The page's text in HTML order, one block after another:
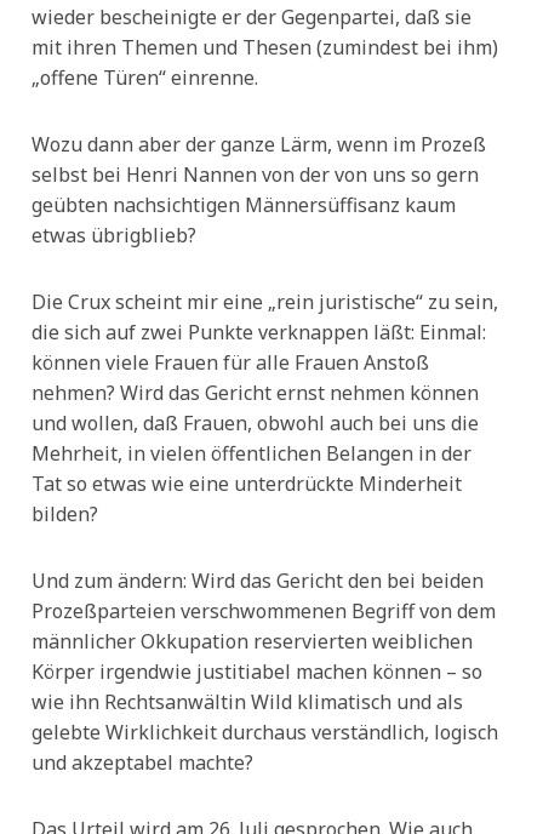
wieder bescheinigte er der Gegenpartei, daß sie
mit ihren Themen und Thesen (zumindest bei ihm)
„offene Türen“ einrenne.
Wozu dann aber der ganze Lärm, wenn im Prozeß
selbst bei Henri Nannen von der von uns so gern
geübten nachsichtigen Männersüffisanz kaum
etwas übrigblieb?
Die Crux scheint mir eine „rein juristische“ zu sein,
die sich auf zwei Punkte verknappen läßt: Einmal:
können viele Frauen für alle Frauen Anstoß
nehmen? Wird das Gericht ernst nehmen können
und wollen, daß Frauen, obwohl auch bei uns die
Mehrheit, in vielen öffentlichen Belangen in der
Tat so etwas wie eine unterdrückte Minderheit
bilden?
Und zum ändern: Wird das Gericht den bei beiden
Prozeßparteien verschwommenen Begriff von dem
männlicher Okkupation reservierten weiblichen
Körper irgendwie justitiabel machen können – so
wie ihn Rechtsanwältin Wild klimatisch und als
gelebte Wirklichkeit durchaus verständlich, logisch
und akzeptabel machte?